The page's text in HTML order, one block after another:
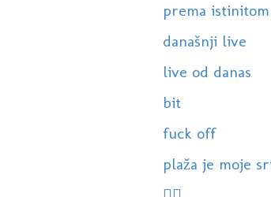
prema
današnji live
live od danas
bit
fuck off
plaža je moje